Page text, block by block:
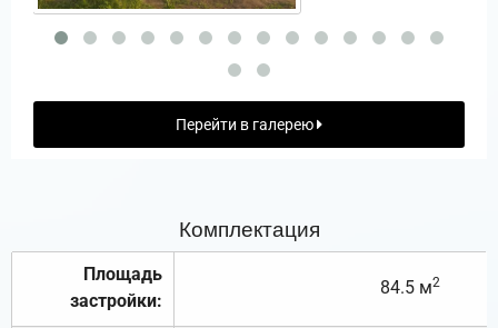
Перейти в галерею
Комплектация
Площадь
застройки:
84.5 м2